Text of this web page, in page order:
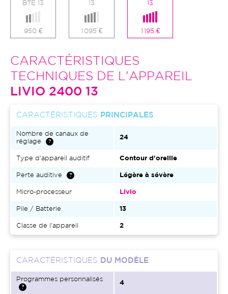
BTE 13
950 €
13
1 095 €
13
1 195 €
CARACTÉRISTIQUES
TECHNIQUES DE L'APPAREIL
LIVIO 2400 13
CARACTÉRISTIQUES PRINCIPALES
Nombre de canaux de
réglage
24
Type d'appareil auditif Contour d'oreille
Perte auditive Légère à sévère
Micro-processeur Livio
Pile / Batterie 13
Classe de l'appareil 2
CARACTÉRISTIQUES DU MODÈLE
Programmes personnalisés
4